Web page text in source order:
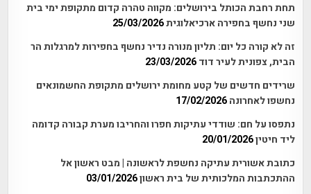
תחת רחבת הכותל בירושלים: מקווה טהרה קדום מתקופת ימי בית
שני נחשף בחפירה ארכיאלוגית25/03/2026
זה לא קורה כל יום: תליון מנורה נדיר נחשף בחפירות למרגלות הר
הבית, צפונית לעיר דוד 23/03/2026
שרידים חדשים של קטע מחומת ירושלים מתקופת החשמונאים
נחשפו לאחרונה 17/02/2026
נתפסו על חם: שודדי עתיקות חפרו והחריבו מערת קבורה קדומה
ליד חיטין20/01/2026
כתובת אשורית עתיקה נחשפת לראשונה | מבט ראשון אל
ההתכתבות המלכותית של בית ראשון03/01/2026